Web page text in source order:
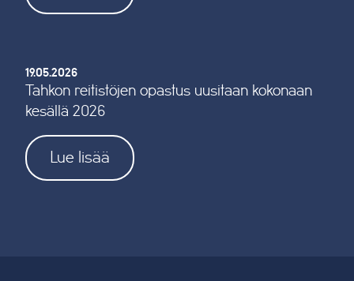
19.05.2026
Tahkon reitistöjen opastus uusitaan kokonaan
kesällä 2026
Lue lisää